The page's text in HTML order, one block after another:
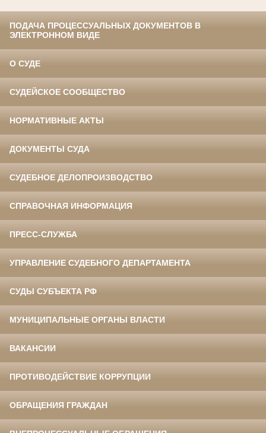
ПОДАЧА ПРОЦЕССУАЛЬНЫХ ДОКУМЕНТОВ В
ЭЛЕКТРОННОМ ВИДЕ
О СУДЕ
СУДЕЙСКОЕ СООБЩЕСТВО
НОРМАТИВНЫЕ АКТЫ
ДОКУМЕНТЫ СУДА
СУДЕБНОЕ ДЕЛОПРОИЗВОДСТВО
СПРАВОЧНАЯ ИНФОРМАЦИЯ
ПРЕСС-СЛУЖБА
УПРАВЛЕНИЕ СУДЕБНОГО ДЕПАРТАМЕНТА
СУДЫ СУБЪЕКТА РФ
МУНИЦИПАЛЬНЫЕ ОРГАНЫ ВЛАСТИ
ВАКАНСИИ
ПРОТИВОДЕЙСТВИЕ КОРРУПЦИИ
ОБРАЩЕНИЯ ГРАЖДАН